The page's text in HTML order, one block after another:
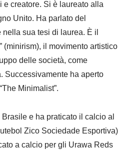
e creatore. Si è laureato alla
Unito. Ha parlato del
sua tesi di laurea. È il
(minirism), il movimento artistico
delle società, come
Successivamente ha aperto
Minimalist”.
e ha praticato il calcio al
Zico Sociedade Esportiva)
a calcio per gli Urawa Reds